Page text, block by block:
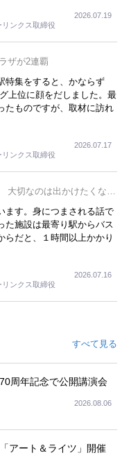
ンクス取締役
2026.07.19
ザが2連覇
特集をすると、かならず
上位に顔をだしました。最
ものですが、取材に訪れ
深い話が次々が飛び出しま
ことが２つあります。一つ
させ、サービス業、接客業
もう一つは1800円もする
、社内に懸念もあったそう
の高級外車が停まっている
したそうです。今回の記
ンクス取締役
2026.07.17
大切なのは出かけたくなる
す。身につまされる話で
た施設は最寄り駅からバス
らだと、１時間以上かかり
、その施設を選択したので
た。シニアの住まい選び
足の便も考えない外池ない
ンクス取締役
2026.07.16
すべて見る
周年記念で公開講演会
2026.08.06
アート＆ライツ」開催